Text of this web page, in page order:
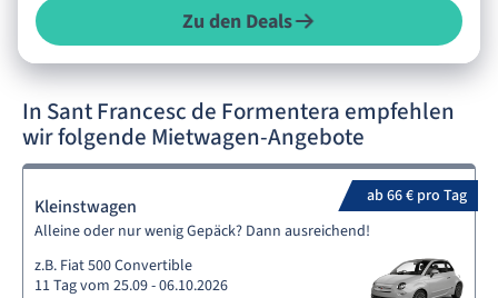
Zu den Deals
In Sant Francesc de Formentera empfehlen
wir folgende Mietwagen-Angebote
ab 66 € pro Tag
Kleinstwagen
Alleine oder nur wenig Gepäck? Dann ausreichend!
z.B. Fiat 500 Convertible
11 Tag vom 25.09 - 06.10.2026